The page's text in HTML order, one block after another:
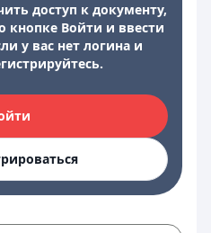
доступ к документу,
кнопке Войти и ввести
у вас нет логина и